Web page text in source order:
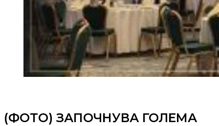
(ФОТО) ЗАПОЧНУВА ГОЛЕМА